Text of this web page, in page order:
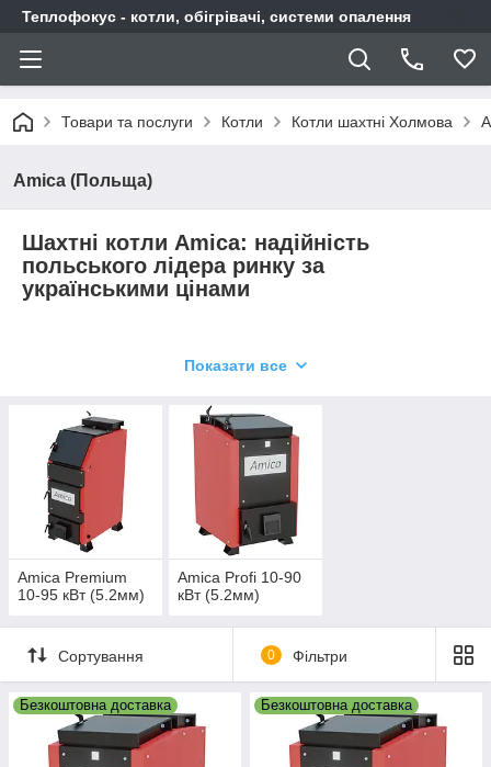
Теплофокус - котли, обігрівачі, системи опалення
Товари та послуги Котли Котли шахтні Холмова
Amica (Польща)
Шахтні котли Amica: надійність
польського лідера ринку за
українськими цінами
різноманітністю і пропонує рішення практично для будь-яких
будиночків до потужних промислових установок кожен котел
поєднує надійність польської сталі з продуманою
конструкцією та високою ефективністю.
Він працює на всіх видах твердого палива, може
встановлюватися в якості
утилізатора
рази більшу економічність, ніж газові аналоги. Сьогодні
розповідаємо про переваги обогріву за допомогою
агрегатів
шахтного типу
– обладнання від інноваційного
польського бренду!
продовження нижче (під товарами)
Показати все
Amica Premium
10-95 кВт (5.2мм)
Amica Profi 10-90
кВт (5.2мм)
Сортування 0 Фільтри
Безкоштовна доставка Безкоштовна доставка